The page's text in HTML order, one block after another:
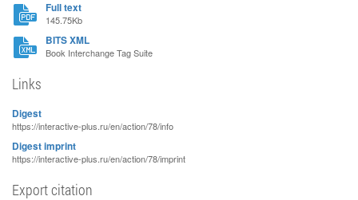
Full text
145.75Kb
BITS XML
Book Interchange Tag Suite
Links
Digest
https://interactive-plus.ru/en/action/78/info
Digest imprint
https://interactive-plus.ru/en/action/78/imprint
Export citation